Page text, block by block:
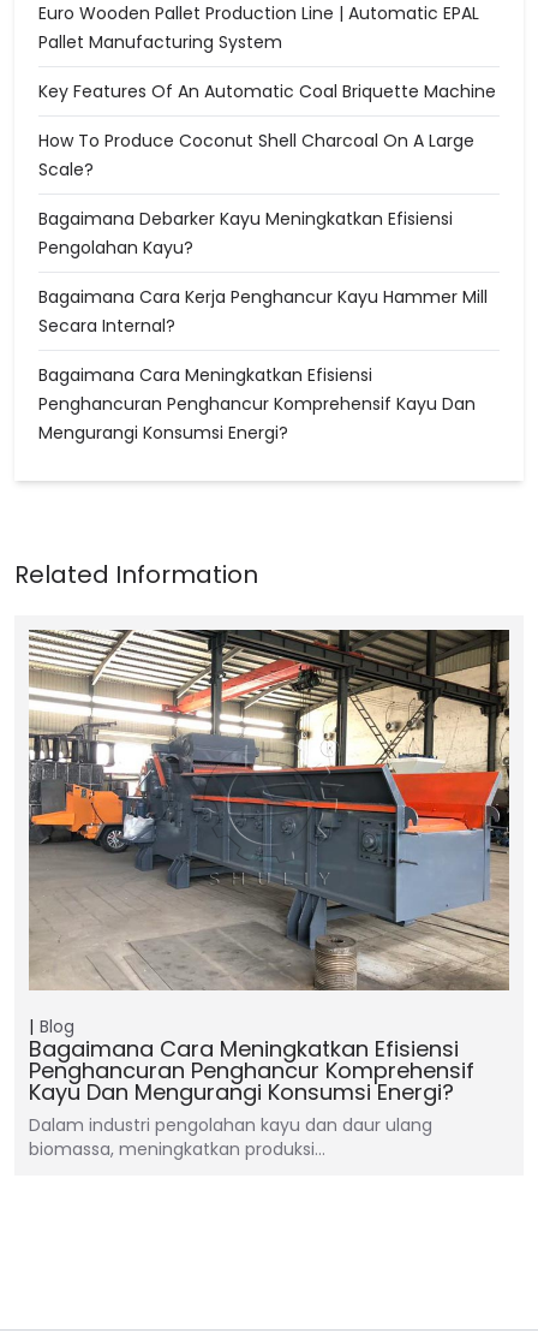
Euro Wooden Pallet Production Line | Automatic EPAL
Pallet Manufacturing System
Key Features Of An Automatic Coal Briquette Machine
How To Produce Coconut Shell Charcoal On A Large
Scale?
Bagaimana Debarker Kayu Meningkatkan Efisiensi
Pengolahan Kayu?
Bagaimana Cara Kerja Penghancur Kayu Hammer Mill
Secara Internal?
Bagaimana Cara Meningkatkan Efisiensi
Penghancuran Penghancur Komprehensif Kayu Dan
Mengurangi Konsumsi Energi?
Blog
Bagaimana Cara Meningkatkan Efisiensi
Penghancuran Penghancur Komprehensif
Kayu Dan Mengurangi Konsumsi Energi?
Dalam industri pengolahan kayu dan daur ulang
biomassa, meningkatkan produksi…